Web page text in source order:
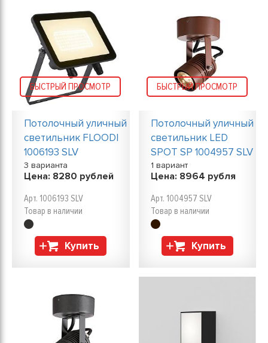
БЫСТРЫЙ ПРОСМОТР
Потолочный уличный
светильник FLOODI
1006193 SLV
3 варианта
Цена: 8280 рублей
Арт. 1006193 SLV
Товар в наличии
Купить
БЫСТРЫЙ ПРОСМОТР
Потолочный уличный
светильник LED
SPOT SP 1004957 SLV
1 вариант
Цена: 8964 рубля
Арт. 1004957 SLV
Товар в наличии
Купить